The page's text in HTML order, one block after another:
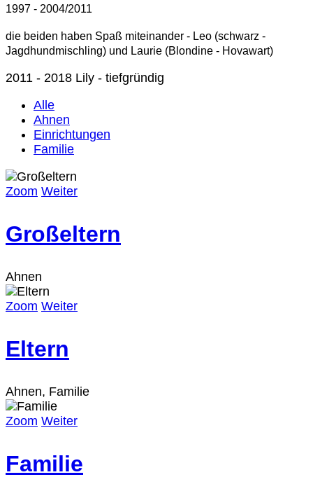
1997 - 2004/2011
die beiden haben Spaß miteinander - Leo (schwarz -
Jagdhundmischling) und Laurie (Blondine - Hovawart)
2011 - 2018 Lily - tiefgründig
Alle
Ahnen
Einrichtungen
Familie
Zoom Weiter
Großeltern
Ahnen
Zoom Weiter
Eltern
Ahnen, Familie
Zoom Weiter
Familie